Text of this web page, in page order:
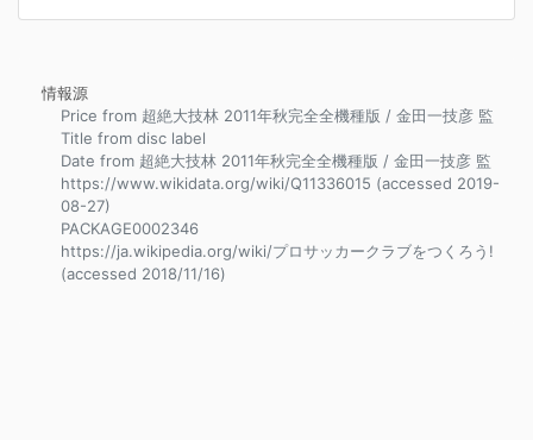
情報源
Price from 超絶大技林 2011年秋完全全機種版 / 金田一技彦 監
Title from disc label
Date from 超絶大技林 2011年秋完全全機種版 / 金田一技彦 監
https://www.wikidata.org/wiki/Q11336015 (accessed 2019-
08-27)
PACKAGE0002346
https://ja.wikipedia.org/wiki/プロサッカークラブをつくろう!
(accessed 2018/11/16)